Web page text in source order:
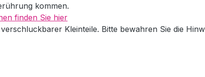
kommen.
finden Sie hier
Kleinteile. Bitte bewahren Sie die